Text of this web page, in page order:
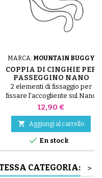
MARCA: MOUNTAIN BUGGY
COPPIA DI CINGHIE PER
PASSEGGINO NANO
MOUNTAIN BUGGY
2 elementi di fissaggio per
fissare l'accogliente sul Nano
Prezzo
12,90 €
 Aggiungi al carrello
 En stock
CATEGORIA:
>